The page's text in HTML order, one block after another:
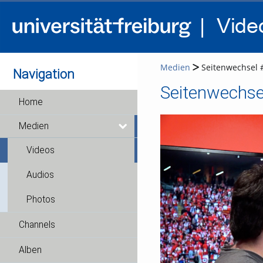
Navigation
Home
Medien
Videos
Audios
Photos
Channels
Alben
Medien Seitenwechsel